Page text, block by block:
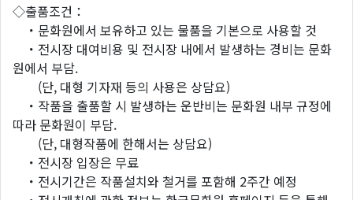
◇출품조건：
・문화원에서 보유하고 있는 물품을 기본으로 사용할 것
・전시장 대여비용 및 전시장 내에서 발생하는 경비는 문화
원에서 부담.
(단, 대형 기자재 등의 사용은 상담요)
・작품을 출품할 시 발생하는 운반비는 문화원 내부 규정에
따라 문화원이 부담.
(단, 대형작품에 한해서는 상담요)
・전시장 입장은 무료
・전시기간은 작품설치와 철거를 포함해 2주간 예정